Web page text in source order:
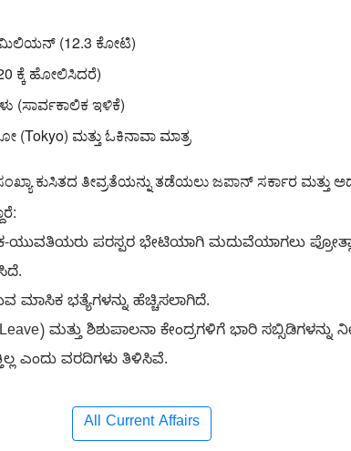
ಮಿಲಿಯನ್ (12.3 ಕೋಟಿ)
ಕ್ಕೆ ಹೋಲಿಸಿದರೆ)
(ಸಾರ್ವಕಾಲಿಕ ಇಳಿಕೆ)
(Tokyo) ಮತ್ತು ಓಕಿನಾವಾ ಮಾತ್ರ
ಕುಸಿತದ ತೀವ್ರತೆಯನ್ನು ತಡೆಯಲು ಜಪಾನ್ ಸರ್ಕಾರ ಮತ್ತು
ಪರಸ್ಪರ ಭೇಟಿಯಾಗಿ ಮದುವೆಯಾಗಲು
ಮಾಸಿಕ ಭತ್ಯೆಗಳನ್ನು ಹೆಚ್ಚಿಸಲಾಗಿದೆ.
ಮತ್ತು ಶಿಶುಪಾಲನಾ ಕೇಂದ್ರಗಳಿಗೆ ಭಾರಿ ಸಬ್ಸಿಡಿಗಳನ್ನು
ಎಂದು ವರದಿಗಳು ತಿಳಿಸಿವೆ.
All Current Affairs